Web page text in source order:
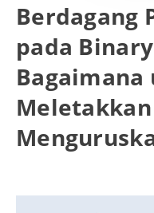
Berdagang
pada